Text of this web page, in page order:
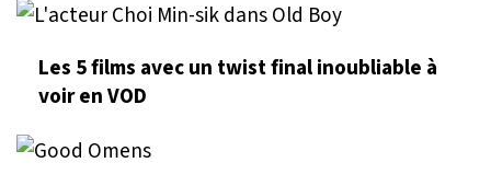
Les 5 films avec un twist final inoubliable à
voir en VOD